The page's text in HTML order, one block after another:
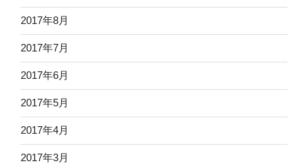
2017年8月
2017年7月
2017年6月
2017年5月
2017年4月
2017年3月